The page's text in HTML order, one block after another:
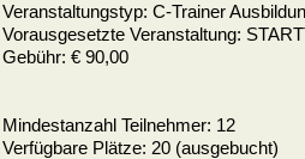
Veranstaltungstyp: C-Trainer
Vorausgesetzte Veranstaltung:
Gebühr: € 90,00
Mindestanzahl Teilnehmer: 12
Verfügbare Plätze: 20 (ausgebucht)